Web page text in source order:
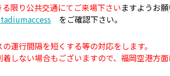
る限り公共交通にてご来場下さいますようお願
をご確認下さい。
運行間隔を短くする等の対応をします。
しない場合もございますので、福岡空港方